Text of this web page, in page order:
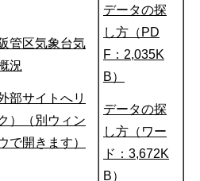
管区気象台気
況
外部サイトへリ
）（別ウィン
で開きます）
データの探
し方（PD
F：2,035K
B）
データの探
し方（ワー
ド：3,672K
B）